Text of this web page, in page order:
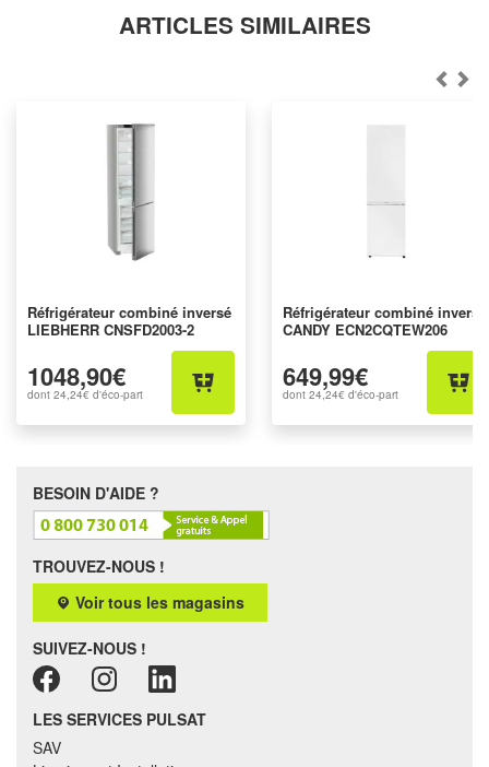
ARTICLES SIMILAIRES
Réfrigérateur combiné inversé
LIEBHERR CNSFD2003-2
1048,90€
dont 24,24€ d'éco-part
Réfrigérateur combiné inversé
CANDY ECN2CQTEW206
649,99€
dont 24,24€ d'éco-part
BESOIN D'AIDE ?
TROUVEZ-NOUS !
Voir tous les magasins
SUIVEZ-NOUS !
LES SERVICES PULSAT
SAV